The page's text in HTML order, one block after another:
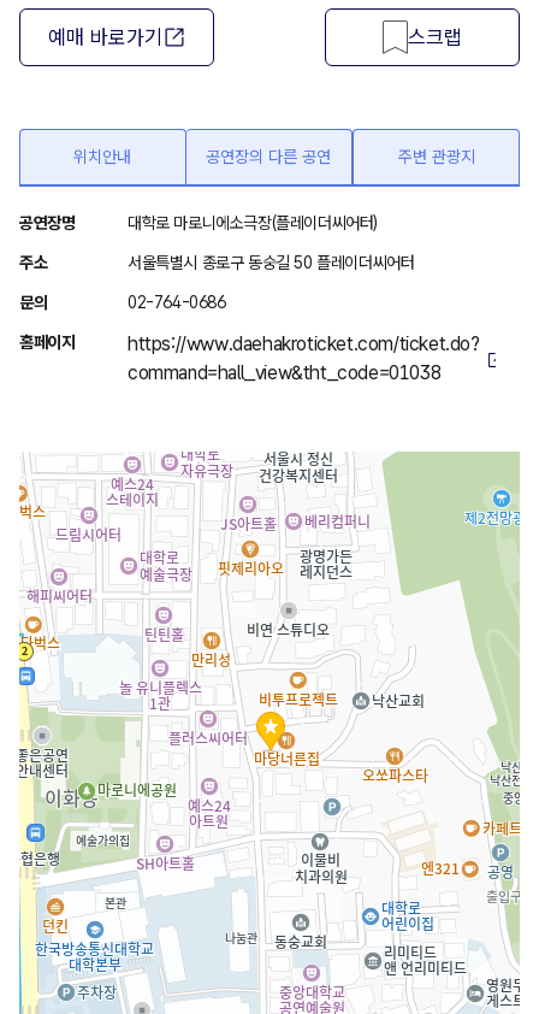
예매 바로가기 스크랩
위치안내 공연장의 다른 공연 주변 관광지
위
치
안
공연장명 대학로 마로니에소극장(플레이더씨어터)
주소 서울특별시 종로구 동숭길 50 플레이더씨어터
문의 02-764-0686
홈페이지
https://www.daehakroticket.com/ticket.do?
command=hall_view&tht_code=01038